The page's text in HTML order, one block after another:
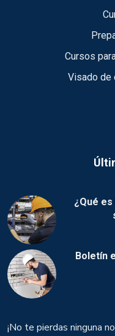
Cursos
Visado de
¿Qué
Boletín
¡No te pierdas ninguna